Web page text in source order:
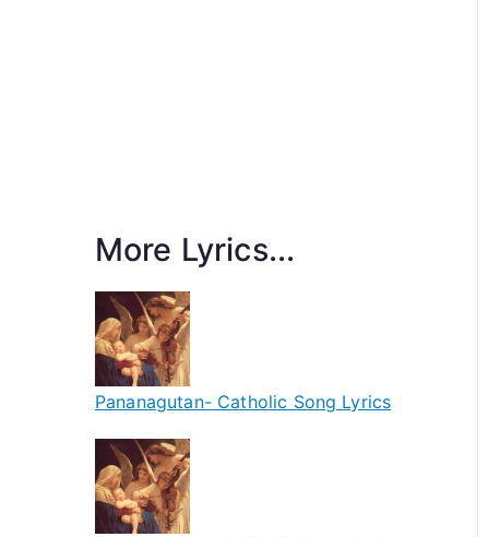
More Lyrics...
Pananagutan- Catholic Song Lyrics